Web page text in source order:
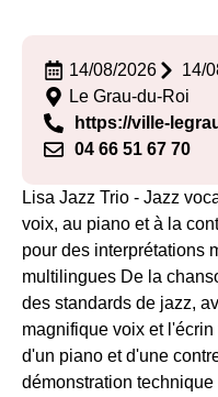
14/08/2026
14/
Le Grau-du-Roi
https://ville-
04 66 51 67 70
Lisa Jazz Trio - Jazz
voix, au piano et à la
pour des interprétations
multilingues De la
des standards de jazz,
magnifique voix et l'écrin
d'un piano et d'une
démonstration technique